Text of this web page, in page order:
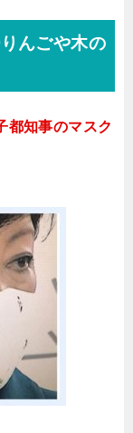
んごや木の
都知事のマスク